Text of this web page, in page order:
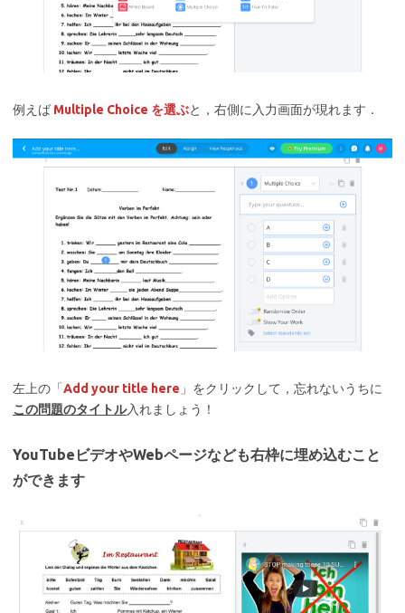
例えば Multiple Choice を選ぶと，右側に入力画面が現れます．
左上の「Add your title here 」をクリックして，忘れないうちに
この問題のタイトル入れましょう！
YouTubeビデオやWebページなども右枠に埋め込むこと
ができます